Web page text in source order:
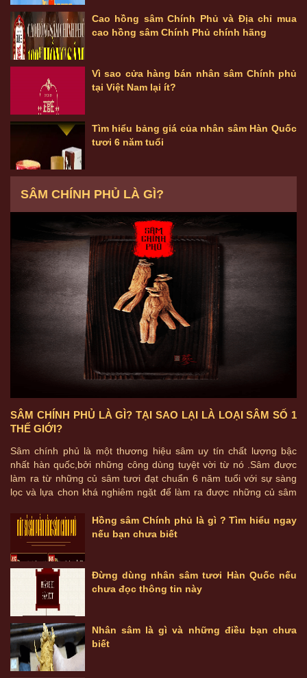
Cao hồng sâm Chính Phủ và Địa chỉ mua
cao hồng sâm Chính Phủ chính hãng
Vì sao cửa hàng bán nhân sâm Chính phủ
tại Việt Nam lại ít?
Tìm hiểu bảng giá của nhân sâm Hàn Quốc
tươi 6 năm tuổi
SÂM CHÍNH PHỦ LÀ GÌ?
SÂM CHÍNH PHỦ LÀ GÌ? TẠI SAO LẠI LÀ LOẠI SÂM SỐ 1
THẾ GIỚI?
Sâm chính phủ là một thương hiệu sâm uy tín chất lượng bậc
nhất hàn quốc,bởi những công dùng tuyệt vời từ nó .Sâm được
làm ra từ những củ sâm tươi đạt chuẩn 6 năm tuổi với sự sàng
lọc và lựa chon khá nghiêm ngặt để làm ra được những củ sâm
Hồng sâm Chính phủ là gì ? Tìm hiểu ngay
nếu bạn chưa biết
Đừng dùng nhân sâm tươi Hàn Quốc nếu
chưa đọc thông tin này
Nhân sâm là gì và những điều bạn chưa
biết